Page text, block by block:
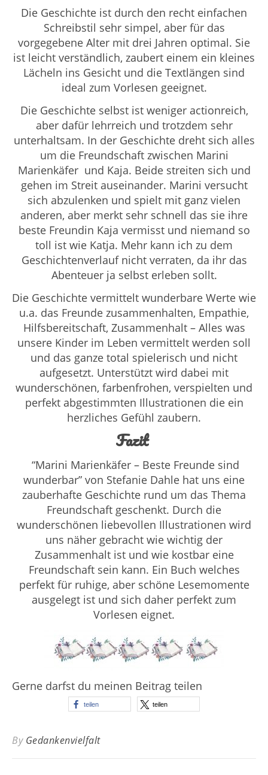
Die Geschichte ist durch den recht einfachen
Schreibstil sehr simpel, aber für das
vorgegebene Alter mit drei Jahren optimal. Sie
ist leicht verständlich, zaubert einem ein kleines
Lächeln ins Gesicht und die Textlängen sind
ideal zum Vorlesen geeignet.
Die Geschichte selbst ist weniger actionreich,
aber dafür lehrreich und trotzdem sehr
unterhaltsam. In der Geschichte dreht sich alles
um die Freundschaft zwischen Marini
Marienkäfer und Kaja. Beide streiten sich und
gehen im Streit auseinander. Marini versucht
sich abzulenken und spielt mit ganz vielen
anderen, aber merkt sehr schnell das sie ihre
beste Freundin Kaja vermisst und niemand so
toll ist wie Katja. Mehr kann ich zu dem
Geschichtenverlauf nicht verraten, da ihr das
Abenteuer ja selbst erleben sollt.
Die Geschichte vermittelt wunderbare Werte wie
u.a. das Freunde zusammenhalten, Empathie,
Hilfsbereitschaft, Zusammenhalt – Alles was
unsere Kinder im Leben vermittelt werden soll
und das ganze total spielerisch und nicht
aufgesetzt. Unterstützt wird dabei mit
wunderschönen, farbenfrohen, verspielten und
perfekt abgestimmten Illustrationen die ein
herzliches Gefühl zaubern.
Fazit
“Marini Marienkäfer – Beste Freunde sind
wunderbar” von Stefanie Dahle hat uns eine
zauberhafte Geschichte rund um das Thema
Freundschaft geschenkt. Durch die
wunderschönen liebevollen Illustrationen wird
uns näher gebracht wie wichtig der
Zusammenhalt ist und wie kostbar eine
Freundschaft sein kann. Ein Buch welches
perfekt für ruhige, aber schöne Lesemomente
ausgelegt ist und sich daher perfekt zum
Vorlesen eignet.
Gerne darfst du meinen Beitrag teilen
teilen teilen
By Gedankenvielfalt